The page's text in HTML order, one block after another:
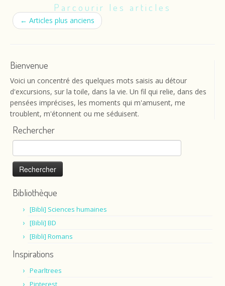
Parcourir les articles
← Articles plus anciens
Bienvenue
Voici un concentré des quelques mots saisis au détour
d'excursions, sur la toile, dans la vie. Un fil qui relie, dans des
pensées imprécises, les moments qui m'amusent, me
troublent, m'étonnent ou me séduisent.
Rechercher
Bibliothèque
[Bibli] Sciences humaines
[Bibli] BD
[Bibli] Romans
Inspirations
Pearltrees
Pinterest